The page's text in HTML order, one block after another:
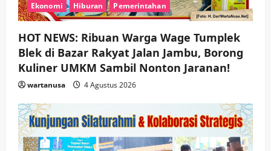
Ekonomi Hiburan Pemerintahan
HOT NEWS: Ribuan Warga Wage Tumplek
Blek di Bazar Rakyat Jalan Jambu, Borong
Kuliner UMKM Sambil Nonton Jaranan!
wartanusa 4 Agustus 2026